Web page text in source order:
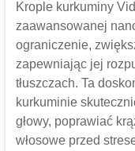
Krople kurkuminy
zaawansowanej
ograniczenie,
zapewniając jej
tłuszczach. Ta
kurkuminie
głowy, poprawiać
włosowe przed